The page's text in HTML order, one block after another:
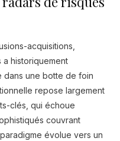
acquisitions,
historiquement
dans une botte de foin
repose largement
clés, qui échoue
couvrant
évolue vers un